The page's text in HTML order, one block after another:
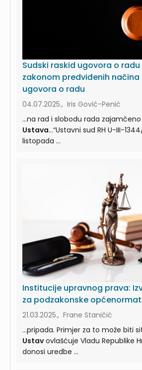
Sudski raskid ugovora o
zakonom predviđenih
ugovora o radu
04.07.2025., Iris Gović-Penić
...na rad i slobodu rada zajamčeno
Ustava…“Ustavni sud RH U-III-
listopada ...
Institucije upravnog prava:
za podzakonske
21.03.2025., Frane Staničić
...pripada. Primjer za to može biti
Ustav ovlašćuje Vladu Republike
donosi uredbe ...